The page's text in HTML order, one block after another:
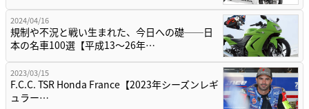
2024/04/16
規制や不況と戦い生まれた、今日への礎──日
本の名車100選【平成13～26年…
2023/03/15
F.C.C. TSR Honda France【2023年シーズンレギ
ュラー…